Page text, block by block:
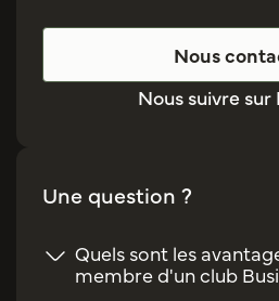
Nous
Nous suivre sur
Une question ?
Quels sont les
membre d'un club